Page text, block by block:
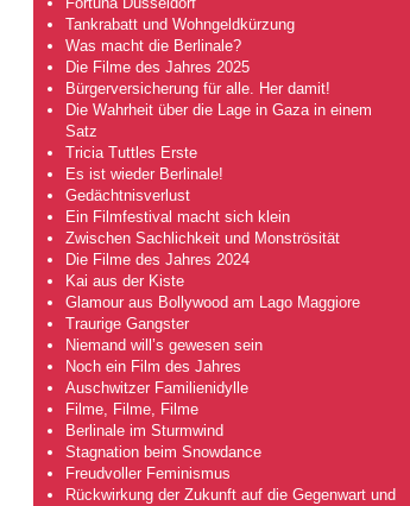
Tankrabatt und Wohngeldkürzung
Was macht die Berlinale?
Die Filme des Jahres 2025
Bürgerversicherung für alle. Her damit!
Die Wahrheit über die Lage in Gaza in einem
Satz
Tricia Tuttles Erste
Es ist wieder Berlinale!
Gedächtnisverlust
Ein Filmfestival macht sich klein
Zwischen Sachlichkeit und Monströsität
Die Filme des Jahres 2024
Kai aus der Kiste
Glamour aus Bollywood am Lago Maggiore
Traurige Gangster
Niemand will’s gewesen sein
Noch ein Film des Jahres
Auschwitzer Familienidylle
Filme, Filme, Filme
Berlinale im Sturmwind
Stagnation beim Snowdance
Freudvoller Feminismus
Rückwirkung der Zukunft auf die Gegenwart und